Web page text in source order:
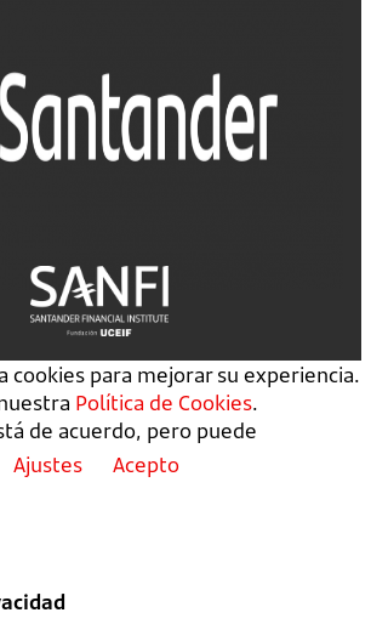
cookies para mejorar su experiencia.
Política de Cookies.
de acuerdo, pero puede
Ajustes Acepto